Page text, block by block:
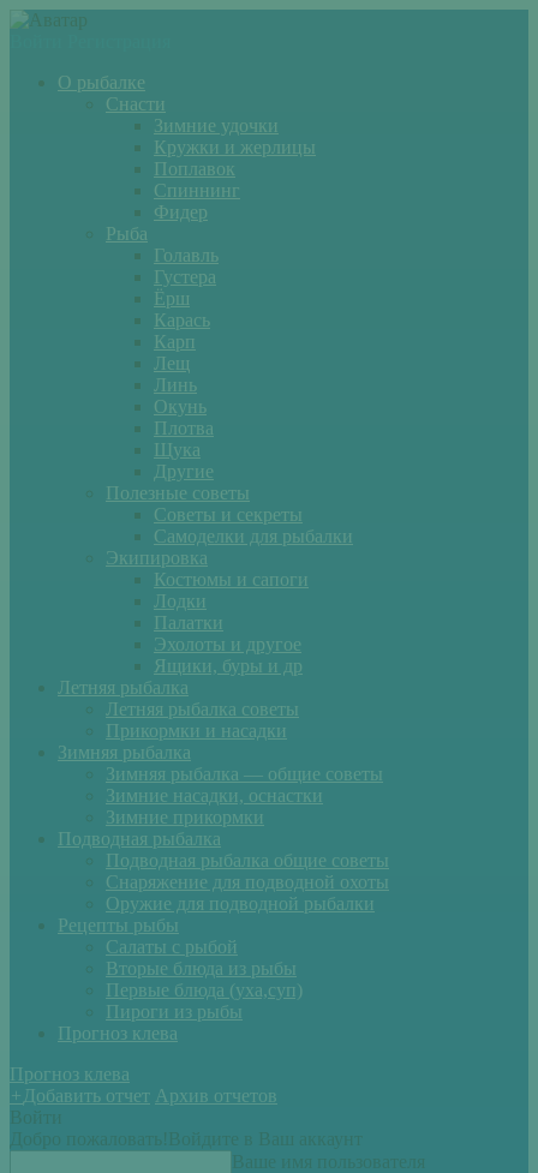
О рыбалке
Снасти
Зимние удочки
Кружки и жерлицы
Поплавок
Спиннинг
Фидер
Рыба
Голавль
Густера
Ёрш
Карась
Карп
Лещ
Линь
Окунь
Плотва
Щука
Другие
Полезные советы
Советы и секреты
Самоделки для рыбалки
Экипировка
Костюмы и сапоги
Лодки
Палатки
Эхолоты и другое
Ящики, буры и др
Летняя рыбалка
Летняя рыбалка советы
Прикормки и насадки
Зимняя рыбалка
Зимняя рыбалка — общие советы
Зимние насадки, оснастки
Зимние прикормки
Подводная рыбалка
Подводная рыбалка общие советы
Снаряжение для подводной охоты
Оружие для подводной рыбалки
Рецепты рыбы
Салаты с рыбой
Вторые блюда из рыбы
Первые блюда (уха,суп)
Пироги из рыбы
Прогноз клева
Прогноз клева
+ Добавить отчет Архив отчетов
Войти
Добро пожаловать! Войдите в Ваш аккаунт
Ваше имя пользователя